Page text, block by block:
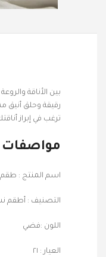
بين الأناقة
رقيقة وحلق أنيق
ترغب في إبراز
مواصفات
اسم المنتج :
التصنيف : أطقم
اللون :فضي
العيار : ٢١